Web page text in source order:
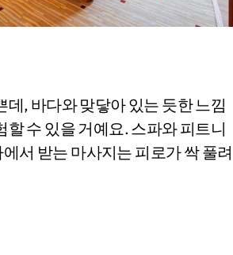
, 바다와 맞닿아 있는 듯한 느낌
수 있을 거예요. 스파와 피트니
서 받는 마사지는 피로가 싹 풀려